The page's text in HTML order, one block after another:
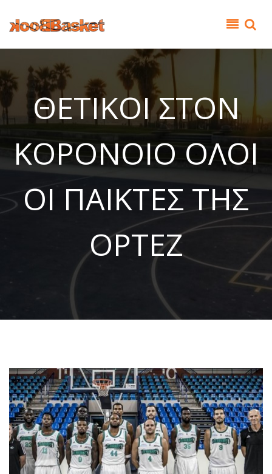
ΘΕΤΙΚΟΙ ΣΤΟΝ
ΚΟΡΟΝΟΙΟ ΟΛΟΙ
ΟΙ ΠΑΙΚΤΕΣ ΤΗΣ
ΟΡΤΕΖ